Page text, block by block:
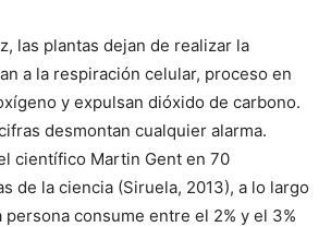
las plantas dejan de realizar la
a la respiración celular, proceso en
y expulsan dióxido de carbono.
desmontan cualquier alarma.
científico Martin Gent en 70
de la ciencia (Siruela, 2013), a lo largo
persona consume entre el 2% y el 3%